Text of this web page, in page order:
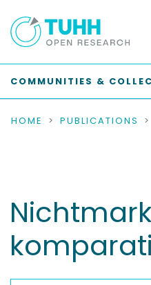
COMMUNITIES &
HOME PUBLICATIONS